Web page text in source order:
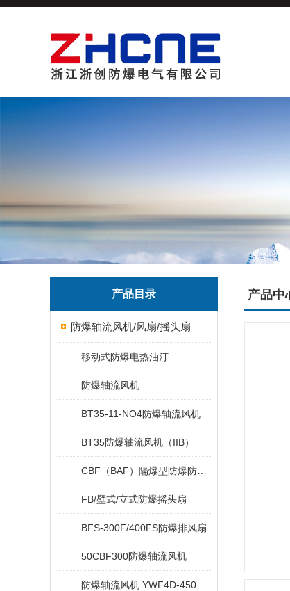
产品目录
防爆轴流风机/风扇/摇头扇
移动式防爆电热油汀
防爆轴流风机
BT35-11-NO4防爆轴流风机
BT35防爆轴流风机（IIB）
FB/壁式/立式防爆摇头扇
BFS-300F/400FS防爆排风扇
50CBF300防爆轴流风机
防爆轴流风机 YWF4D-450
产品中